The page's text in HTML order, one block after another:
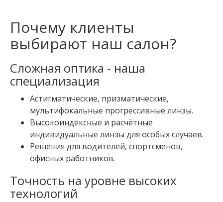
Почему клиенты
выбирают наш салон?
Сложная оптика - наша
специализация
Астигматические, призматические,
мультифокальные прогрессивные линзы.
Высокоиндексные и расчётные
индивидуальные линзы для особых случаев.
Решения для водителей, спортсменов,
офисных работников.
Точность на уровне высоких
технологий